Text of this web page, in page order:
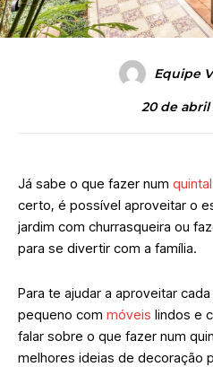
Equipe
20 de abril
Já sabe o que fazer num quintal
certo, é possível aproveitar o
jardim com churrasqueira ou
para se divertir com a família.
Para te ajudar a aproveitar
pequeno com móveis lindos e
falar sobre o que fazer num
melhores ideias de decoração